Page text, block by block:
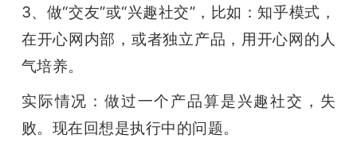
3、做“交友”或“兴趣社交”，比如：知乎模式，
在开心网内部，或者独立产品，用开心网的人
气培养。
实际情况：做过一个产品算是兴趣社交，失
败。现在回想是执行中的问题。